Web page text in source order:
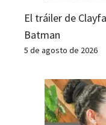
El tráiler de
Batman
5 de agosto de 2026